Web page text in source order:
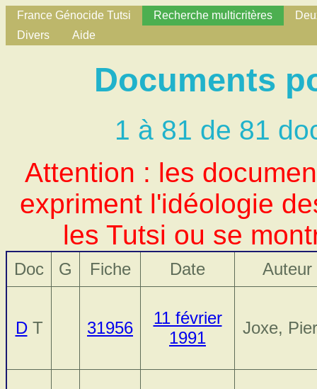
France Génocide Tutsi Recherche multicritères
Divers
Aide
Documents
1 à 81 de 81
Attention : les
expriment l'idéologie
les Tutsi ou se
Doc G Fiche Date Auteur
DT 31956
11 février
1991
Joxe,